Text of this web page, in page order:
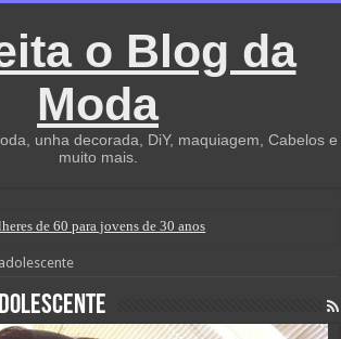
o Blog da
Moda
unha decorada, DiY, maquiagem, Cabelos e
muito mais.
de 60 para jovens de 30 anos